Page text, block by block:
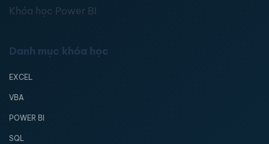
Khóa học Power BI
Danh mục khóa học
EXCEL
VBA
POWER BI
SQL